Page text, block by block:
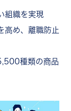
組織を実現
高め、離職防止
種類の商品